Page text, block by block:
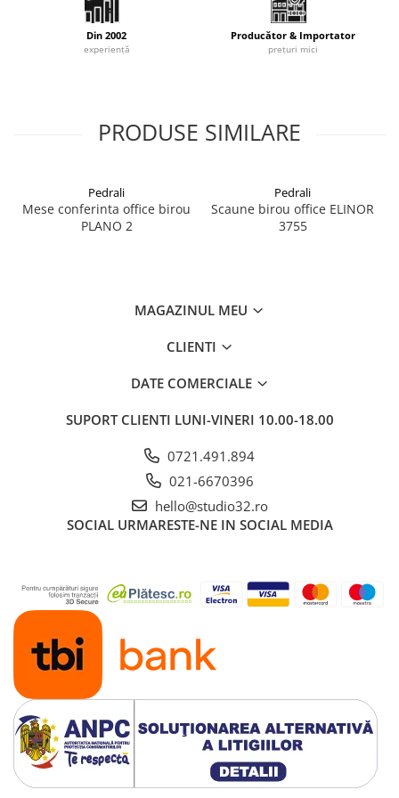
Designer:Daniele lo Scalzo Moscheri
Din 2002
experiență
Producător & Importator
prețuri mici
PRODUSE SIMILARE
Pedrali
Mese conferinta office birou
PLANO 2
Pedrali
Scaune birou office ELINOR
3755
MAGAZINUL MEU
CLIENTI
DATE COMERCIALE
SUPORT CLIENTI LUNI-VINERI 10.00-18.00
0721.491.894
021-6670396
hello@studio32.ro
SOCIAL URMARESTE-NE IN SOCIAL MEDIA